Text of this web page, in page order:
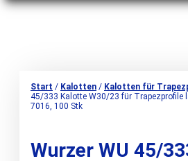
Start / Kalotten / Kalotten für
45/333 Kalotte W30/23 für Trapezprofile
7016, 100 Stk
Wurzer WU 45/